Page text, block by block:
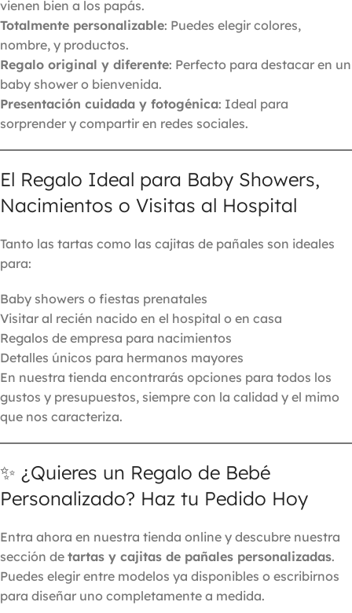
vienen bien a los papás.
Totalmente personalizable: Puedes elegir colores,
nombre, y productos.
Regalo original y diferente: Perfecto para destacar en un
baby shower o bienvenida.
Presentación cuidada y fotogénica: Ideal para
sorprender y compartir en redes sociales.
El Regalo Ideal para Baby Showers,
Nacimientos o Visitas al Hospital
Tanto las tartas como las cajitas de pañales son ideales
para:
Baby showers o fiestas prenatales
Visitar al recién nacido en el hospital o en casa
Regalos de empresa para nacimientos
Detalles únicos para hermanos mayores
En nuestra tienda encontrarás opciones para todos los
gustos y presupuestos, siempre con la calidad y el mimo
que nos caracteriza.
✨ ¿Quieres un Regalo de Bebé
Personalizado? Haz tu Pedido Hoy
Entra ahora en nuestra tienda online y descubre nuestra
sección de tartas y cajitas de pañales personalizadas.
Puedes elegir entre modelos ya disponibles o escribirnos
para diseñar uno completamente a medida.